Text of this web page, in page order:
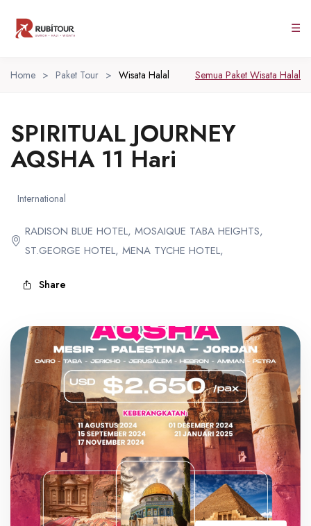
☰
Home > Paket Tour > Wisata Halal Semua Paket Wisata Halal
SPIRITUAL JOURNEY
AQSHA 11 Hari
International
RADISON BLUE HOTEL, MOSAIQUE TABA HEIGHTS,
ST.GEORGE HOTEL, MENA TYCHE HOTEL,
Share